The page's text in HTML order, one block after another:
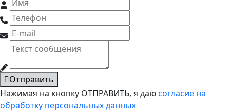
Отправить
Нажимая на кнопку ОТПРАВИТЬ, я даюсогласие на
обработку персональных данных